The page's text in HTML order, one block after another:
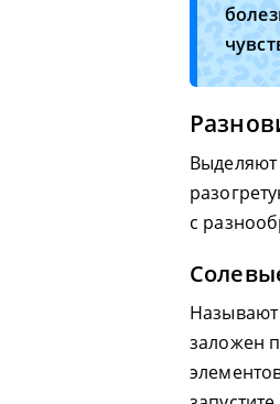
Выделяют
с
заложен